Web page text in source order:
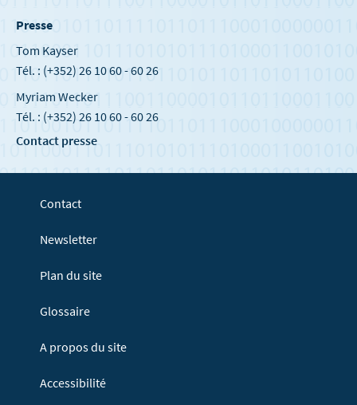
Presse
Tom Kayser
Tél. : (+352) 26 10 60 - 60 26
Myriam Wecker
Tél. : (+352) 26 10 60 - 60 26
Contact presse
Contact
Newsletter
Plan du site
Glossaire
A propos du site
Accessibilité